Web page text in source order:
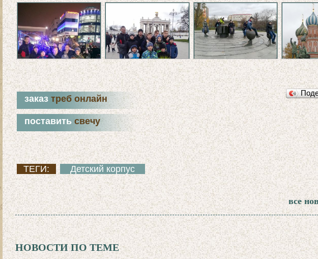
заказ треб онлайн
поставить свечу
ТЕГИ: Детский корпус
все
НОВОСТИ ПО ТЕМЕ